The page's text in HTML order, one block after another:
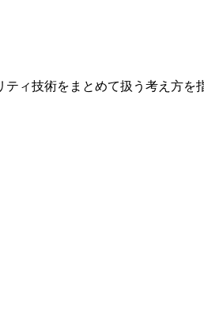
ィ技術をまとめて扱う考え方を